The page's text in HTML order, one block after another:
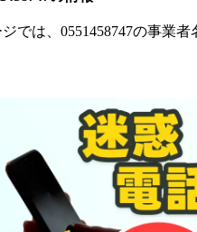
では、 0551458747の事業者